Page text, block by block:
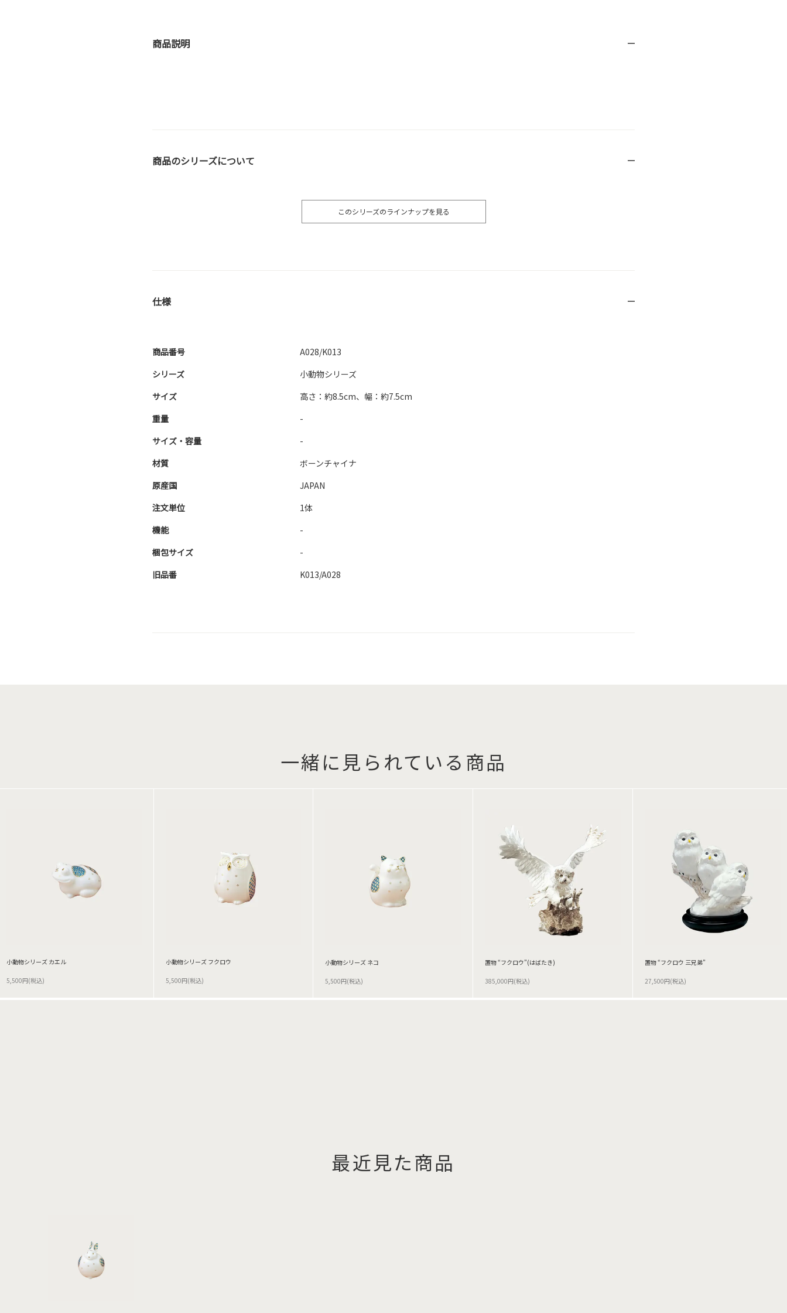
商品説明
商品のシリーズについて
このシリーズのラインナップを見る
仕様
商品番号
A028/K013
シリーズ
小動物シリーズ
サイズ
高さ：約8.5cm、幅：約7.5cm
重量
-
サイズ・容量
-
材質
ボーンチャイナ
原産国
JAPAN
注文単位
1体
機能
-
梱包サイズ
-
旧品番
K013/A028
一緒に見られている商品
小動物シリーズ カエル
5,500円(税込)
小動物シリーズ フクロウ
5,500円(税込)
小動物シリーズ ネコ
5,500円(税込)
置物 “フクロウ”(はばたき)
385,000円(税込)
置物 “フクロウ 三兄弟”
27,500円(税込)
最近見た商品